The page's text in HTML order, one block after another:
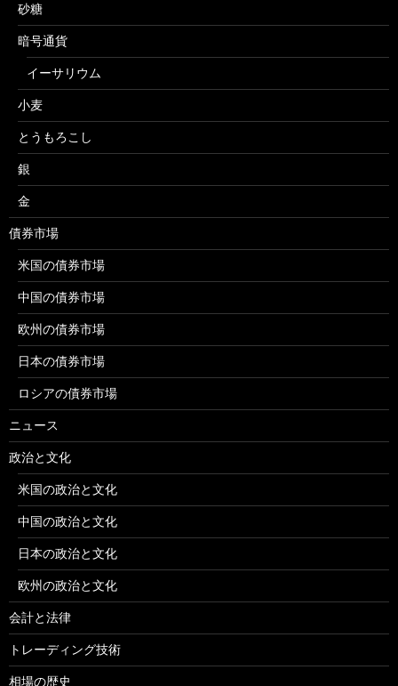
砂糖
暗号通貨
イーサリウム
小麦
とうもろこし
銀
金
債券市場
米国の債券市場
中国の債券市場
欧州の債券市場
日本の債券市場
ロシアの債券市場
ニュース
政治と文化
米国の政治と文化
中国の政治と文化
日本の政治と文化
欧州の政治と文化
会計と法律
トレーディング技術
相場の歴史